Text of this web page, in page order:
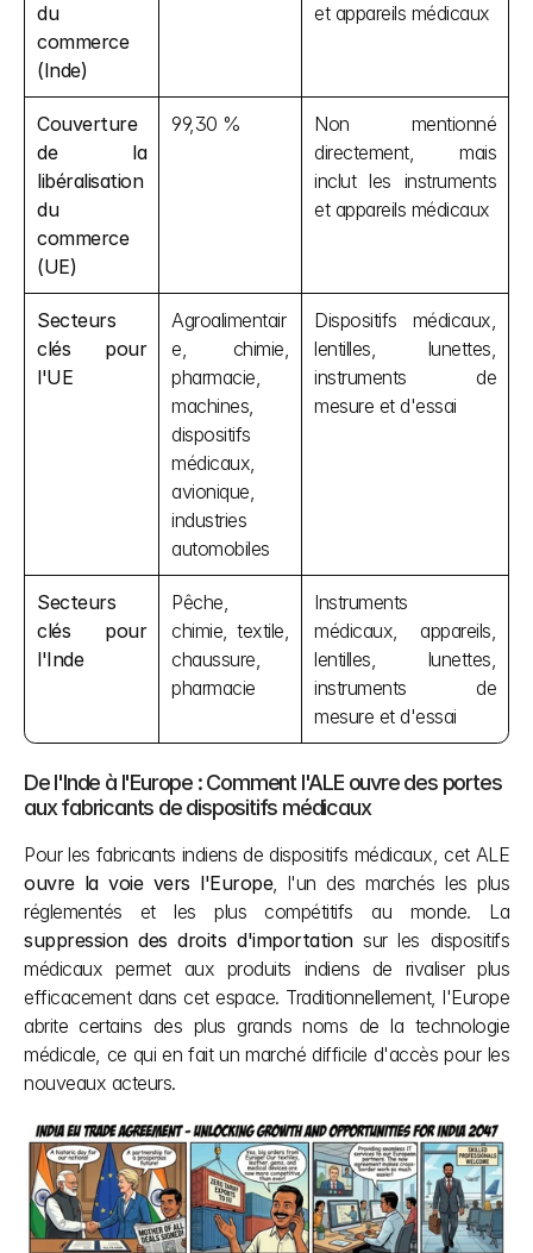
du
commerce
(Inde)
et appareils médicaux
Couverture
de la
libéralisation
du
commerce
(UE)
99,30 %
Non mentionné
directement, mais
inclut les instruments
et appareils médicaux
Secteurs
clés pour
l'UE
Agroalimentair
e, chimie,
pharmacie,
machines,
dispositifs
médicaux,
avionique,
industries
automobiles
Dispositifs médicaux,
lentilles, lunettes,
instruments de
mesure et d'essai
Secteurs
clés pour
l'Inde
Pêche,
chimie, textile,
chaussure,
pharmacie
Instruments
médicaux, appareils,
lentilles, lunettes,
instruments de
mesure et d'essai
De l'Inde à l'Europe : Comment l'ALE ouvre des portes
aux fabricants de dispositifs médicaux
ouvre la voie vers l'Europe, l'un des marchés les plus
suppression des droits d'importation sur les dispositifs
médicaux permet aux produits indiens de rivaliser plus
efficacement dans cet espace. Traditionnellement, l'Europe
abrite certains des plus grands noms de la technologie
médicale, ce qui en fait un marché difficile d'accès pour les
nouveaux acteurs.